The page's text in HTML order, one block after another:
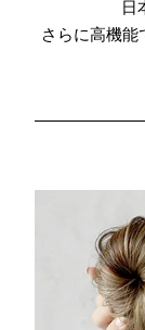
日
さらに高機能